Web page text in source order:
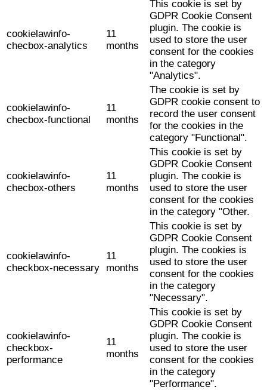
cookielawinfo-
checbox-analytics
11
months
This cookie is set by
GDPR Cookie Consent
plugin. The cookie is
used to store the user
consent for the cookies
in the category
"Analytics".
cookielawinfo-
checbox-functional
11
months
The cookie is set by
GDPR cookie consent to
record the user consent
for the cookies in the
category "Functional".
cookielawinfo-
checbox-others
11
months
This cookie is set by
GDPR Cookie Consent
plugin. The cookie is
used to store the user
consent for the cookies
in the category "Other.
cookielawinfo-
checkbox-necessary
11
months
This cookie is set by
GDPR Cookie Consent
plugin. The cookies is
used to store the user
consent for the cookies
in the category
"Necessary".
cookielawinfo-
checkbox-
performance
11
months
This cookie is set by
GDPR Cookie Consent
plugin. The cookie is
used to store the user
consent for the cookies
in the category
"Performance".